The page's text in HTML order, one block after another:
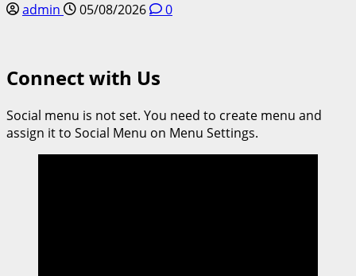
admin 05/08/2026 0
Connect with Us
Social menu is not set. You need to create menu and
assign it to Social Menu on Menu Settings.